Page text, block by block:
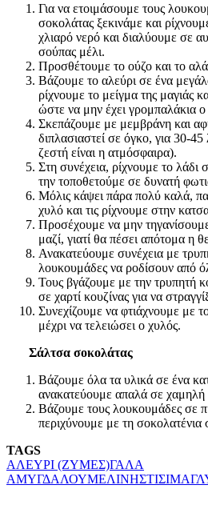
Για να ετοιμάσουμε τους
σοκολάτας ξεκινάμε και
χλιαρό νερό και διαλύουμε σε
σούπας μέλι.
Προσθέτουμε το ούζο και το
Βάζουμε το αλεύρι σε ένα
ρίχνουμε το μείγμα της μαγιάς
ώστε να μην έχει γρομπαλάκια ο
Σκεπάζουμε με μεμβράνη και
διπλασιαστεί σε όγκο, για 30-
ζεστή είναι η ατμόσφαιρα).
Στη συνέχεια, ρίχνουμε το λάδι
την τοποθετούμε σε δυνατή
Μόλις κάψει πάρα πολύ καλά,
χυλό και τις ρίχνουμε στην
Προσέχουμε να μην
μαζί, γιατί θα πέσει απότομα η
Ανακατεύουμε συνέχεια με
λουκουμάδες να ροδίσουν από
Τους βγάζουμε με την τρυπητή
σε χαρτί κουζίνας για να
Συνεχίζουμε να φτιάχνουμε με
μέχρι να τελειώσει ο χυλός.
Σάλτσα σοκολάτας
Βάζουμε όλα τα υλικά σε ένα
ανακατεύουμε απαλά σε χαμηλή
Βάζουμε τους λουκουμάδες σε
περιχύνουμε με τη σοκολατένια
TAGS
ΑΛΕΥΡΙ (ΖΥΜΕΣ)ΓΑΛΑ
ΑΜΥΓΔΑΛΟΥΜΕΛΙΝΗΣΤΙΣΙΜΑ